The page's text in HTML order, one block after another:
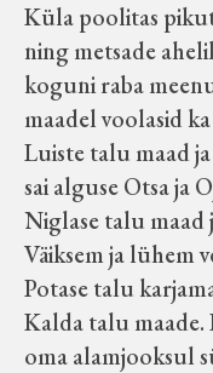
Küla poolitas
ning metsade
koguni raba
maadel voolasid
Luiste talu maad
sai alguse Otsa ja
Niglase talu maad
Väiksem ja lühem
Potase talu
Kalda talu
oma alamjooksul